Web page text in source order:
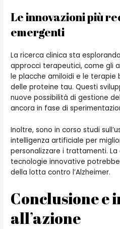
Le innovazioni più
emergenti
La ricerca clinica sta
approcci terapeutici, come gli
le placche amiloidi e le terapie
delle proteine tau. Questi
nuove possibilità di gestione
ancora in fase di
Inoltre, sono in corso studi
intelligenza artificiale per
personalizzare i trattamenti.
tecnologie innovative
della lotta contro l’Alzheimer.
Conclusione e
all’azione